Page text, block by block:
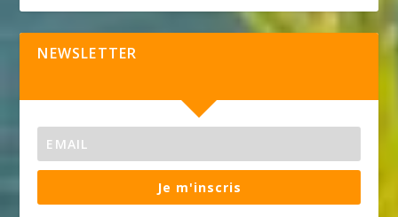
NEWSLETTER
Je m'inscris